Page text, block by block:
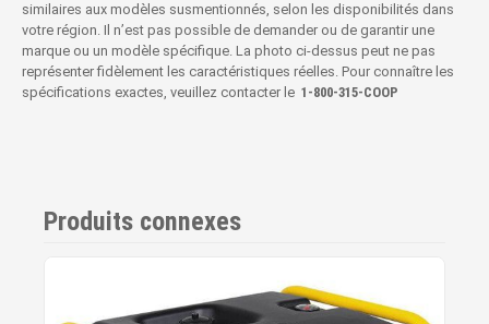
similaires aux modèles susmentionnés, selon les disponibilités dans
votre région. Il n’est pas possible de demander ou de garantir une
marque ou un modèle spécifique. La photo ci-dessus peut ne pas
représenter fidèlement les caractéristiques réelles. Pour connaître les
spécifications exactes, veuillez contacter le 1‑800‑315‑COOP
Produits connexes